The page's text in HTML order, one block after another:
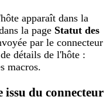
apparaît dans la
la page Statut des
par le connecteur
détails de l'hôte :
macros.
issu du connecteur